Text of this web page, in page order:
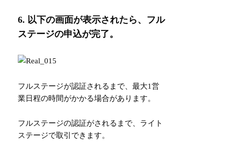
6. 以下の画面が表示されたら、フル
ステージの申込が完了。
フルステージが認証されるまで、最大1営
業日程の時間がかかる場合があります。
フルステージの認証がされるまで、ライト
ステージで取引できます。